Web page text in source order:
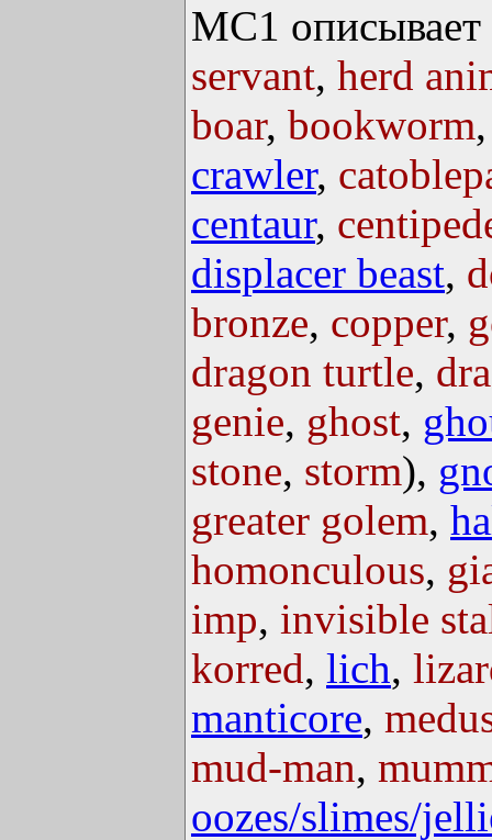
MC1
servant, herd
boar, bookworm
crawler,
centaur,
displacer beast,
bronze, copper,
dragon turtle,
genie, ghost,
stone, storm),
greater golem,
homonculous,
imp, invisible
korred, lich,
manticore,
mud-man,
oozes/slimes/